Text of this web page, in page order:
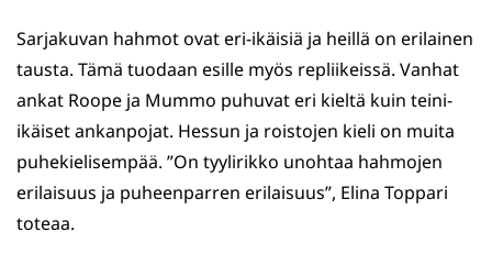
Sarjakuvan hahmot ovat eri-ikäisiä ja heillä on erilainen
tausta. Tämä tuodaan esille myös repliikeissä. Vanhat
ankat Roope ja Mummo puhuvat eri kieltä kuin teini-
ikäiset ankanpojat. Hessun ja roistojen kieli on muita
puhekielisempää. ”On tyylirikko unohtaa hahmojen
erilaisuus ja puheenparren erilaisuus”, Elina Toppari
toteaa.